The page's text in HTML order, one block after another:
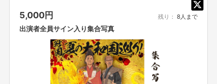
5,000円 残り： 8人まで
出演者全員サイン入り集合写真